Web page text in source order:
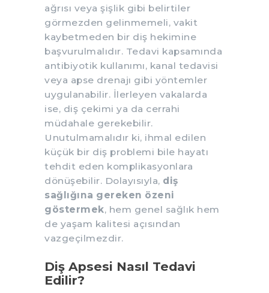
ağrısı veya şişlik gibi belirtiler
görmezden gelinmemeli, vakit
kaybetmeden bir diş hekimine
başvurulmalıdır. Tedavi kapsamında
antibiyotik kullanımı, kanal tedavisi
veya apse drenajı gibi yöntemler
uygulanabilir. İlerleyen vakalarda
ise, diş çekimi ya da cerrahi
müdahale gerekebilir.
Unutulmamalıdır ki, ihmal edilen
küçük bir diş problemi bile hayatı
tehdit eden komplikasyonlara
dönüşebilir. Dolayısıyla, diş
sağlığına gereken özeni
göstermek, hem genel sağlık hem
de yaşam kalitesi açısından
vazgeçilmezdir.
Diş Apsesi Nasıl Tedavi
Edilir?